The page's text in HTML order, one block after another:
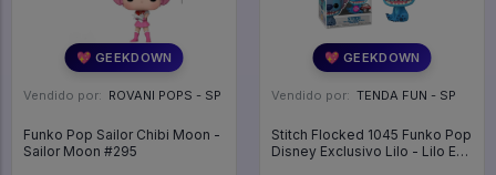
💖 GEEKDOWN
Vendido por: ROVANI POPS - SP
Funko Pop Sailor Chibi Moon -
Sailor Moon #295
💖 GEEKDOWN
Vendido por: TENDA FUN - SP
Stitch Flocked 1045 Funko Pop
Disney Exclusivo Lilo - Lilo E